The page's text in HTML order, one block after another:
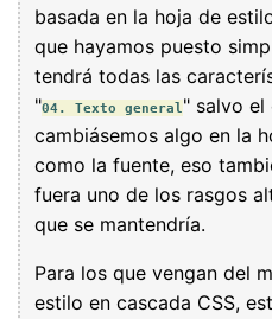
basada en la hoja de
que hayamos puesto
tendrá todas las
"04. Texto general" salvo el
cambiásemos algo en la
como la fuente, eso
fuera uno de los rasgos
que se mantendría.
Para los que vengan del
estilo en cascada CSS,